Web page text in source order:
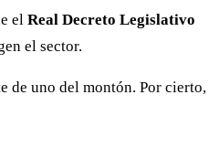
el Real Decreto Legislativo
el sector.
de uno del montón. Por cierto,